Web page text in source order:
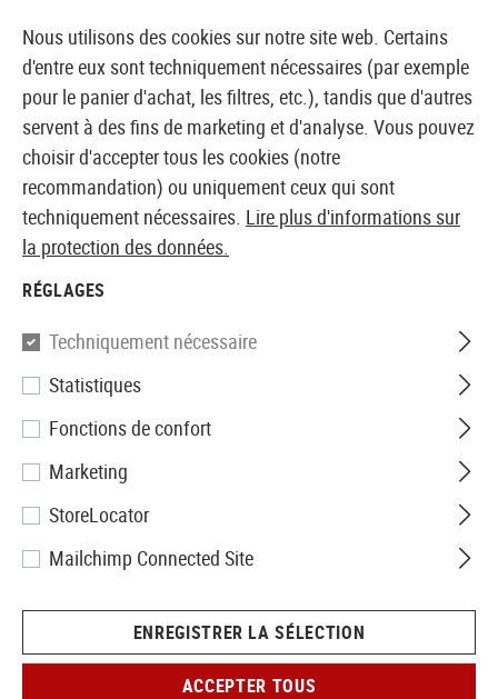
BOUTIQUE ET GROSSISTE EUROPÉEN AIRSOFT
Accueil Accessoires d'Airsoft Pièces et accéssoires
EoTech
552.A65
Nous utilisons des cookies sur notre site web. Certains
d'entre eux sont techniquement nécessaires (par exemple
pour le panier d'achat, les filtres, etc.), tandis que d'autres
servent à des fins de marketing et d'analyse. Vous pouvez
choisir d'accepter tous les cookies (notre
recommandation) ou uniquement ceux qui sont
techniquement nécessaires. Lire plus d'informations sur
la protection des données.
RÉGLAGES
Techniquement nécessaire
Statistiques
Fonctions de confort
Marketing
StoreLocator
Mailchimp Connected Site
ENREGISTRER LA SÉLECTION
ACCEPTER TOUS